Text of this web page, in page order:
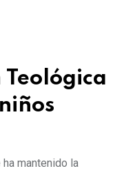
mantenido la